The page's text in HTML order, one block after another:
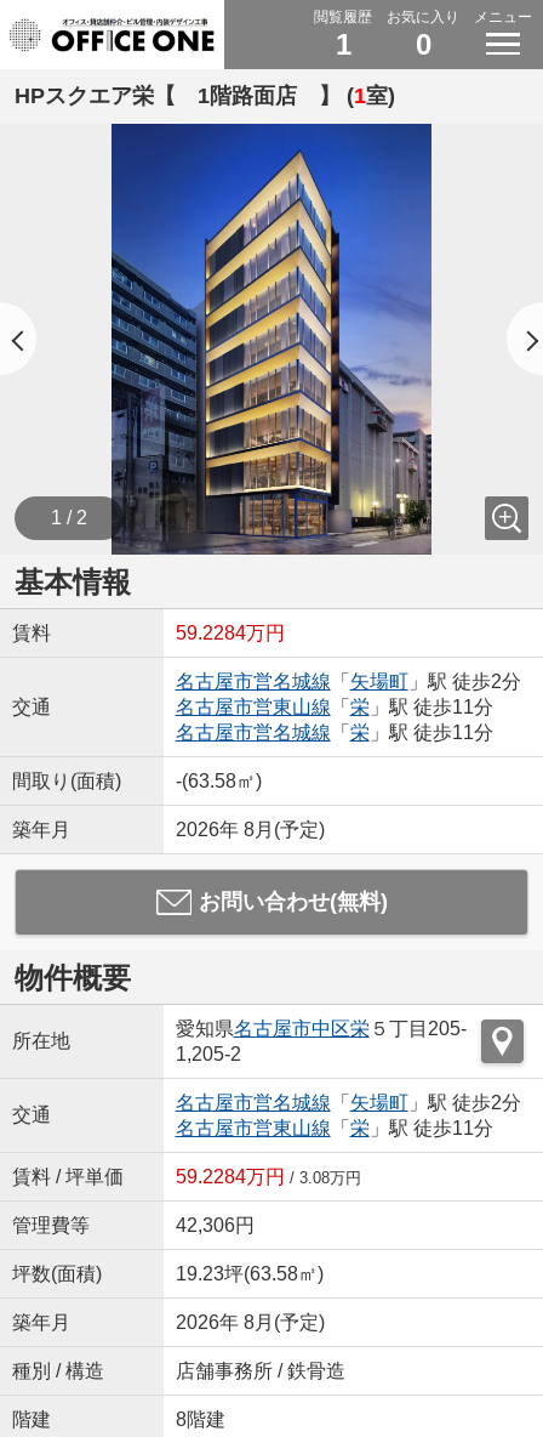
閲覧履歴
1
お気に入り
0
メニュー
HPスクエア栄【 1階路面店 】 (1室)
1 / 2
基本情報
賃料 59.2284万円
交通
名古屋市営名城線 「 矢場町」駅 徒歩2分
名古屋市営東山線 「 栄」駅 徒歩11分
名古屋市営名城線 「 栄」駅 徒歩11分
間取り(面積) -(63.58㎡)
築年月 2026年 8月(予定)
お問い合わせ(無料)
物件概要
所在地
愛知県名古屋市中区栄５丁目205-
1,205-2
交通
名古屋市営名城線 「 矢場町」駅 徒歩2分
名古屋市営東山線 「 栄」駅 徒歩11分
賃料 / 坪単価 59.2284万円 / 3.08万円
管理費等 42,306円
坪数(面積) 19.23坪(63.58㎡)
築年月 2026年 8月(予定)
種別 / 構造 店舗事務所 / 鉄骨造
階建 8階建